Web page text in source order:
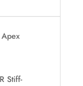
Stiff-